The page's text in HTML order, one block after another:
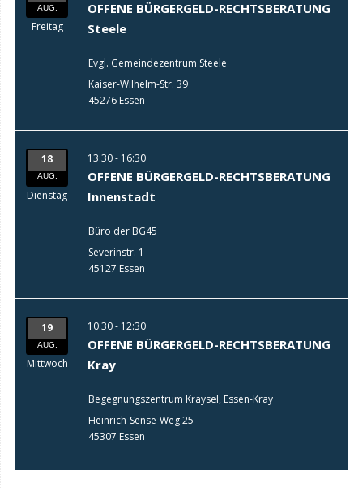
AUG.
Freitag
OFFENE BÜRGERGELD-RECHTSBERATUNG
Steele
Evgl. Gemeindezentrum Steele
Kaiser-Wilhelm-Str. 39
45276 Essen
18
AUG.
Dienstag
13:30 - 16:30
OFFENE BÜRGERGELD-RECHTSBERATUNG
Innenstadt
Büro der BG45
Severinstr. 1
45127 Essen
19
AUG.
Mittwoch
10:30 - 12:30
OFFENE BÜRGERGELD-RECHTSBERATUNG
Kray
Begegnungszentrum Kraysel, Essen-Kray
Heinrich-Sense-Weg 25
45307 Essen